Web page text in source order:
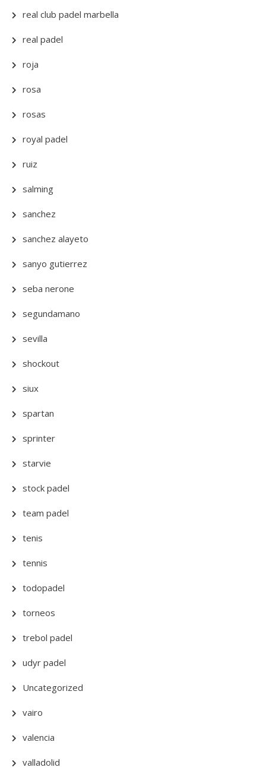
real club padel marbella
real padel
roja
rosa
rosas
royal padel
ruiz
salming
sanchez
sanchez alayeto
sanyo gutierrez
seba nerone
segundamano
sevilla
shockout
siux
spartan
sprinter
starvie
stock padel
team padel
tenis
tennis
todopadel
torneos
trebol padel
udyr padel
Uncategorized
vairo
valencia
valladolid